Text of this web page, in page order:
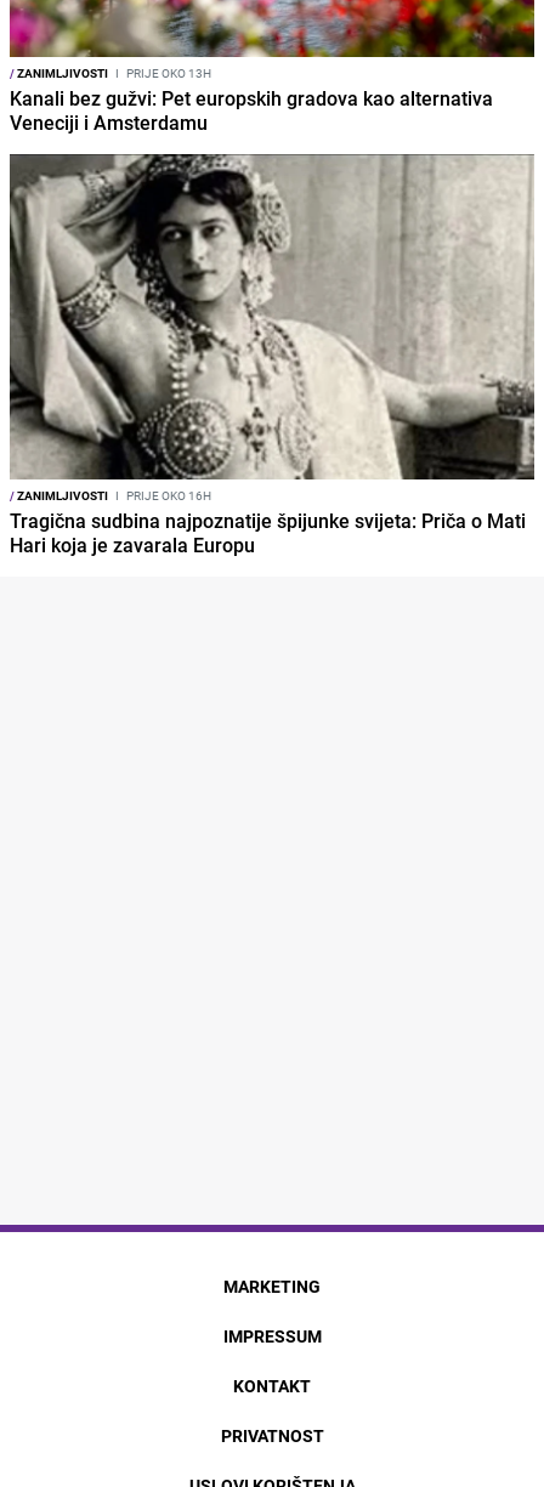
/ZANIMLJIVOSTI I PRIJE OKO 13H
Kanali bez gužvi: Pet europskih gradova kao alternativa
Veneciji i Amsterdamu
/ZANIMLJIVOSTI I PRIJE OKO 16H
Tragična sudbina najpoznatije špijunke svijeta: Priča o Mati
Hari koja je zavarala Europu
MARKETING
IMPRESSUM
KONTAKT
PRIVATNOST